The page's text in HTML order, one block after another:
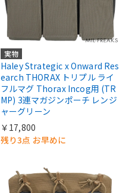
実物
Haley Strategic x Onward Res
earch THORAX トリプル ライ
フルマグ Thorax Incog用 (TR
MP) 3連マガジンポーチ レンジ
ャーグリーン
￥17,800
残り3点 お早めに